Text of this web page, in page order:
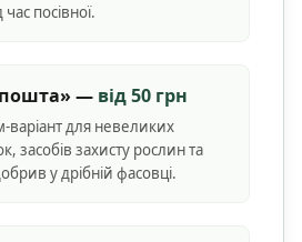
час посівної.
— від 50 грн
варіант для невеликих
засобів захисту рослин та
у дрібній фасовці.